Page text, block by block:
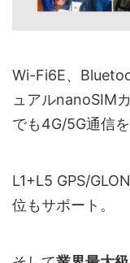
Wi-Fi6E、
ュアルnanoSIM
でも4G/5G通信
L1+L5 GPS/
位もサポート。